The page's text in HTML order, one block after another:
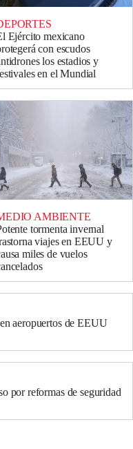
Ejército mexicano
con escudos
los estadios y
en el Mundial
AMBIENTE
tormenta invernal
viajes en EEUU y
miles de vuelos
aeropuertos de EEUU
por reformas de seguridad